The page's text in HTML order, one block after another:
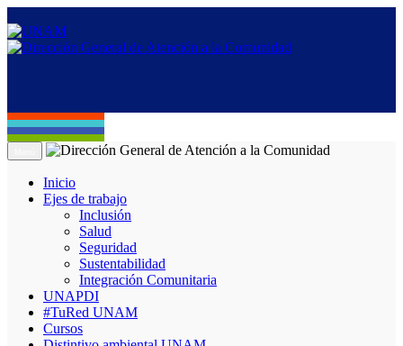
Inicio
Ejes de trabajo
Inclusión
Salud
Seguridad
Sustentabilidad
Integración Comunitaria
UNAPDI
#TuRed UNAM
Cursos